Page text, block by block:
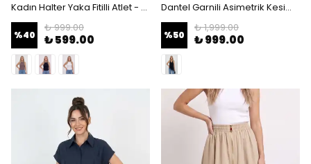
Kadın Halter Yaka Fitilli Atlet - Ribana Dokulu Slim Fit Kolsuz Body - Beyaz
%40
₺ 999.00
₺ 599.00
Dantel Garnili Asimetrik Kesim Bluz - Kolsuz V Yaka Düğme Detaylı - Siyah
%50
₺ 1,999.00
₺ 999.00